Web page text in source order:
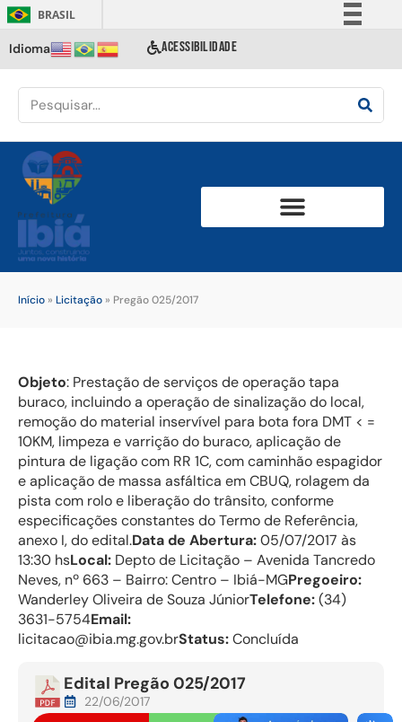
BRASIL
Comunica BR
Acesso à informação
Idioma ACESSIBILIDADE
Início » Licitação » Pregão 025/2017
Objeto: Prestação de serviços de operação tapa
buraco, incluindo a operação de sinalização do local,
remoção do material inservível para bota fora DMT < =
10KM, limpeza e varrição do buraco, aplicação de
pintura de ligação com RR 1C, com caminhão espagidor
e aplicação de massa asfáltica em CBUQ, rolagem da
pista com rolo e liberação do trânsito, conforme
especificações constantes do Termo de Referência,
anexo I, do edital.Data de Abertura:05/07/2017 às
13:30 hsLocal: Depto de Licitação – Avenida Tancredo
Neves, nº 663 – Bairro: Centro – Ibiá-MGPregoeiro:
Wanderley Oliveira de Souza JúniorTelefone:(34)
3631-5754Email:
licitacao@ibia.mg.gov.brStatus:Concluída
Edital Pregão 025/2017
22/06/2017